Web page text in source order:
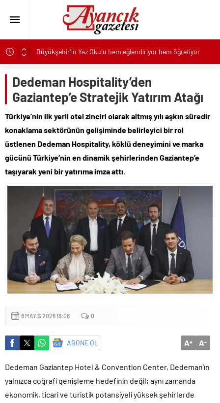
Büyükşehir’in Yaz Okulu hem eğlendiriyor hem öğretiyor
İzmir’in simge yapısı Cihan Palas yeniden hayat buluyor
Başkan Tugay’dan Kazakistan iş dünyasına İzmir daveti
Kaspersky: Doğru BT alışkanlıkları siber dayanıklılığı
güçlendiriyor
30 ilçeye 4,6 milyar liralık yatırım
Zumba ve pilates dersleri şimdi Buca Arena Stadı’nda
SAS, Güvenilir İnovasyon ve Küresel Etkiyle Dolu 50 Yılı
Geride Bırakıyor
Engelsiz Yaşam Merkezi’nde Üreterek Güçleniyorlar
Alman edebiyatının iki buçuk asırlık serüveni bu kitapta:
“Modern Alman Edebiyatı”
Keçiören’de “Keşmir Dayanışma Günü”ne Özel Sergi Açılışı
Yapıldı
Dedeman Hospitality’den
Gaziantep’e Stratejik Yatırım Atağı
Türkiye’nin ilk yerli otel zinciri olarak altmış yılı aşkın süredir
konaklama sektörünün gelişiminde belirleyici bir rol
üstlenen Dedeman Hospitality, köklü deneyimini ve marka
gücünü Türkiye’nin en dinamik şehirlerinden Gaziantep’e
taşıyarak yeni bir yatırıma imza attı.
8 MAYIS 2026 18:06 0
ABONE OL A+ A-
Dedeman Gaziantep Hotel & Convention Center, Dedeman’ın
yalnızca coğrafi genişleme hedefinin değil; aynı zamanda
ekonomik, ticari ve turistik potansiyeli yüksek şehirlerde